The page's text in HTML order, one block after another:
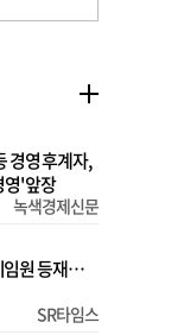
경영 후계자,
' 앞장
녹색경제신문
임원 등재…
SR타임스